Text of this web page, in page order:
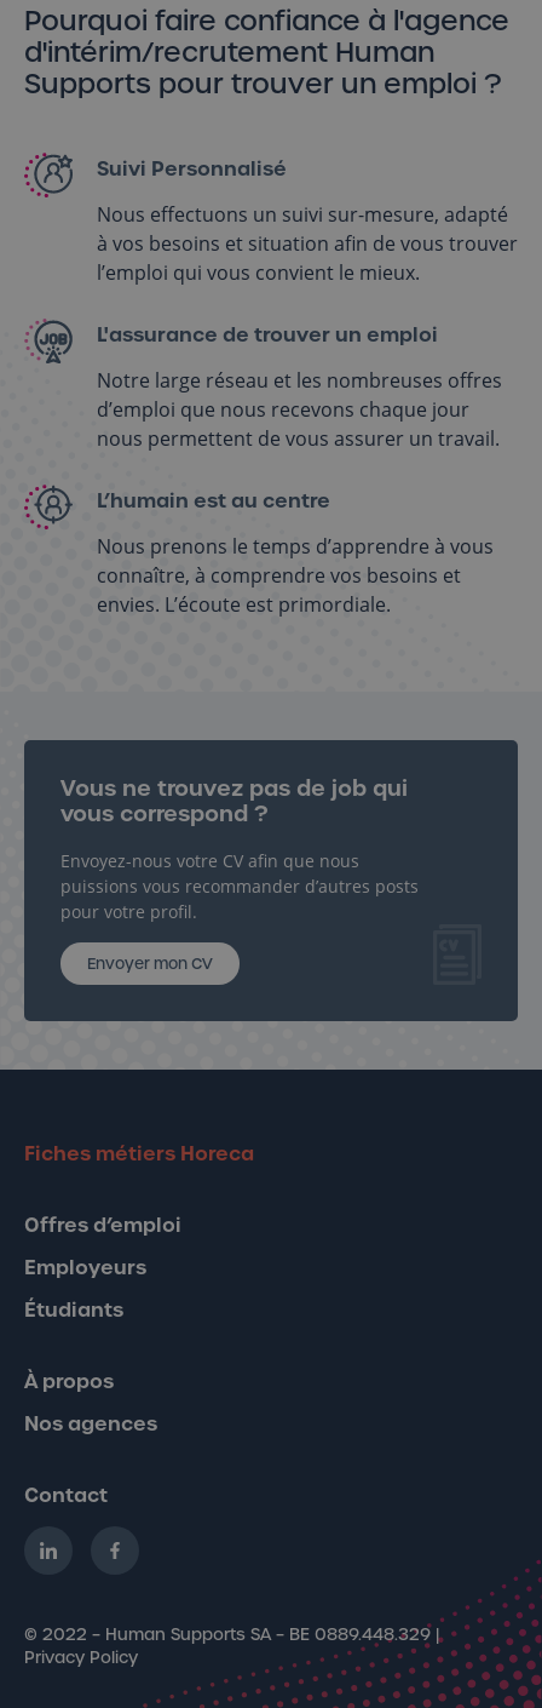
Pourquoi faire confiance à l'agence
d'intérim/recrutement Human
Supports pour trouver un emploi ?
Suivi Personnalisé
Nous effectuons un suivi sur-mesure, adapté
à vos besoins et situation afin de vous trouver
l’emploi qui vous convient le mieux.
L'assurance de trouver un emploi
Notre large réseau et les nombreuses offres
d’emploi que nous recevons chaque jour
nous permettent de vous assurer un travail.
L’humain est au centre
Nous prenons le temps d’apprendre à vous
connaître, à comprendre vos besoins et
envies. L’écoute est primordiale.
Envoyer mon CV
Vous ne trouvez pas de job qui
vous correspond ?
Envoyez-nous votre CV afin que nous
puissions vous recommander d’autres posts
pour votre profil.
Envoyer mon CV
Fiches métiers Horeca
Offres d’emploi
Employeurs
Étudiants
À propos
Nos agences
Contact
© 2022 – Human Supports SA – BE 0889.448.329 |
Privacy Policy